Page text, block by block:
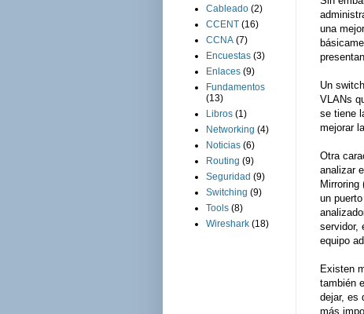
una
Un
VLANs
se tiene
mejorar
Otra
analizar
un
servidor,
equipo
Existen
también
dejar, es
más
Cableado (2)
CCENT (16)
CCNA (7)
Encuestas (3)
Enlaces (9)
Fundamentos
(13)
Libros (1)
Networking (4)
Noticias (6)
Routing (9)
Seguridad (9)
Switching (9)
Tools (8)
Wireshark (18)